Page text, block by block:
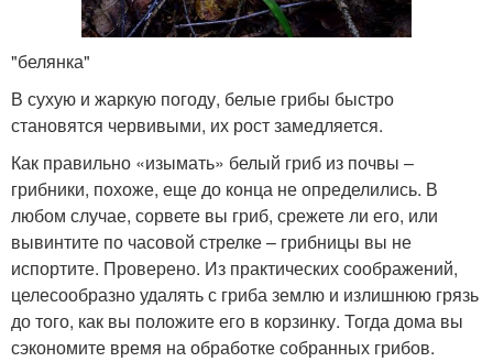
"белянка"
В сухую и жаркую погоду, белые грибы быстро
становятся червивыми, их рост замедляется.
Как правильно «изымать» белый гриб из почвы –
грибники, похоже, еще до конца не определились. В
любом случае, сорвете вы гриб, срежете ли его, или
вывинтите по часовой стрелке – грибницы вы не
испортите. Проверено. Из практических соображений,
целесообразно удалять с гриба землю и излишнюю грязь
до того, как вы положите его в корзинку. Тогда дома вы
сэкономите время на обработке собранных грибов.